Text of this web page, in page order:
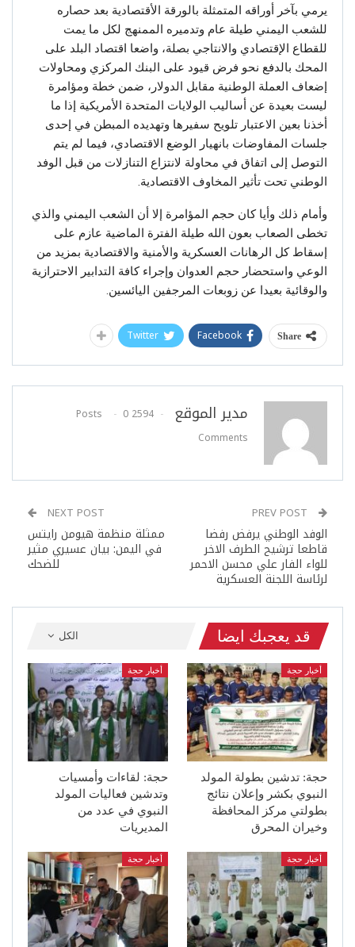
يرمي بآخر أوراقه المتمثلة بالورقة الأقتصادية بعد حصاره
للشعب اليمني طيلة عام وتدميره الممنهج لكل ما يمت
للقطاع الإقتصادي والانتاجي بصلة، واضعا اقتصاد البلد على
المحك بالدفع نحو فرض قيود على البنك المركزي ومحاولات
إضعاف العملة الوطنية مقابل الدولار، ضمن خطة ومؤامرة
ليست بعيدة عن أساليب الولايات المتحدة الأمريكية إذا ما
أخذنا بعين الاعتبار تلويح سفيرها وتهديده المبطن في إحدى
جلسات المفاوضات بانهيار الوضع الاقتصادي، فيما لم يتم
التوصل إلى اتفاق في محاولة لانتزاع التنازلات من قبل الوفد
الوطني تحت تأثير المخاوف الاقتصادية.
وأمام ذلك وأيا كان حجم المؤامرة إلا أن الشعب اليمني والذي
تخطى الصعاب بعون الله طيلة الفترة الماضية عازم على
إسقاط كل الرهانات العسكرية والأمنية والاقتصادية بمزيد من
الوعي واستحضار حجم العدوان وإجراء كافة التدابير الاحترازية
والوقائية بعيدا عن زوبعات المرجفين اليائسين.
Share
Facebook
Twitter
مدير الموقع 2594 Posts
0
Comments
الوفد الوطني يرفض رفضا
قاطعا ترشيح الطرف الاخر
للواء الفار علي محسن الاحمر
لرئاسة اللجنة العسكرية
NEXT POST
ممثلة منظمة هيومن رايتس
في اليمن: بيان عسيري مثير
للضحك
الكل قد يعجبك ايضا
أخبار حجة
حجة: تدشين بطولة المولد
النبوي بكشر وإعلان نتائج
بطولتي مركز المحافظة
وخيران المحرق
أخبار حجة
حجة: لقاءات وأمسيات
وتدشين فعاليات المولد
النبوي في عدد من
المديريات
أخبار حجة أخبار حجة